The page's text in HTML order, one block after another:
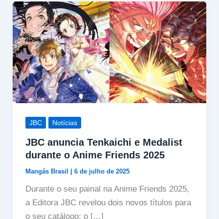
JBC Notícias
JBC anuncia Tenkaichi e Medalist
durante o Anime Friends 2025
Mangás Brasil 6 de julho de 2025
Durante o seu painal na Anime Friends 2025,
a Editora JBC revelou dois novos títulos para
o seu catálogo: o […]